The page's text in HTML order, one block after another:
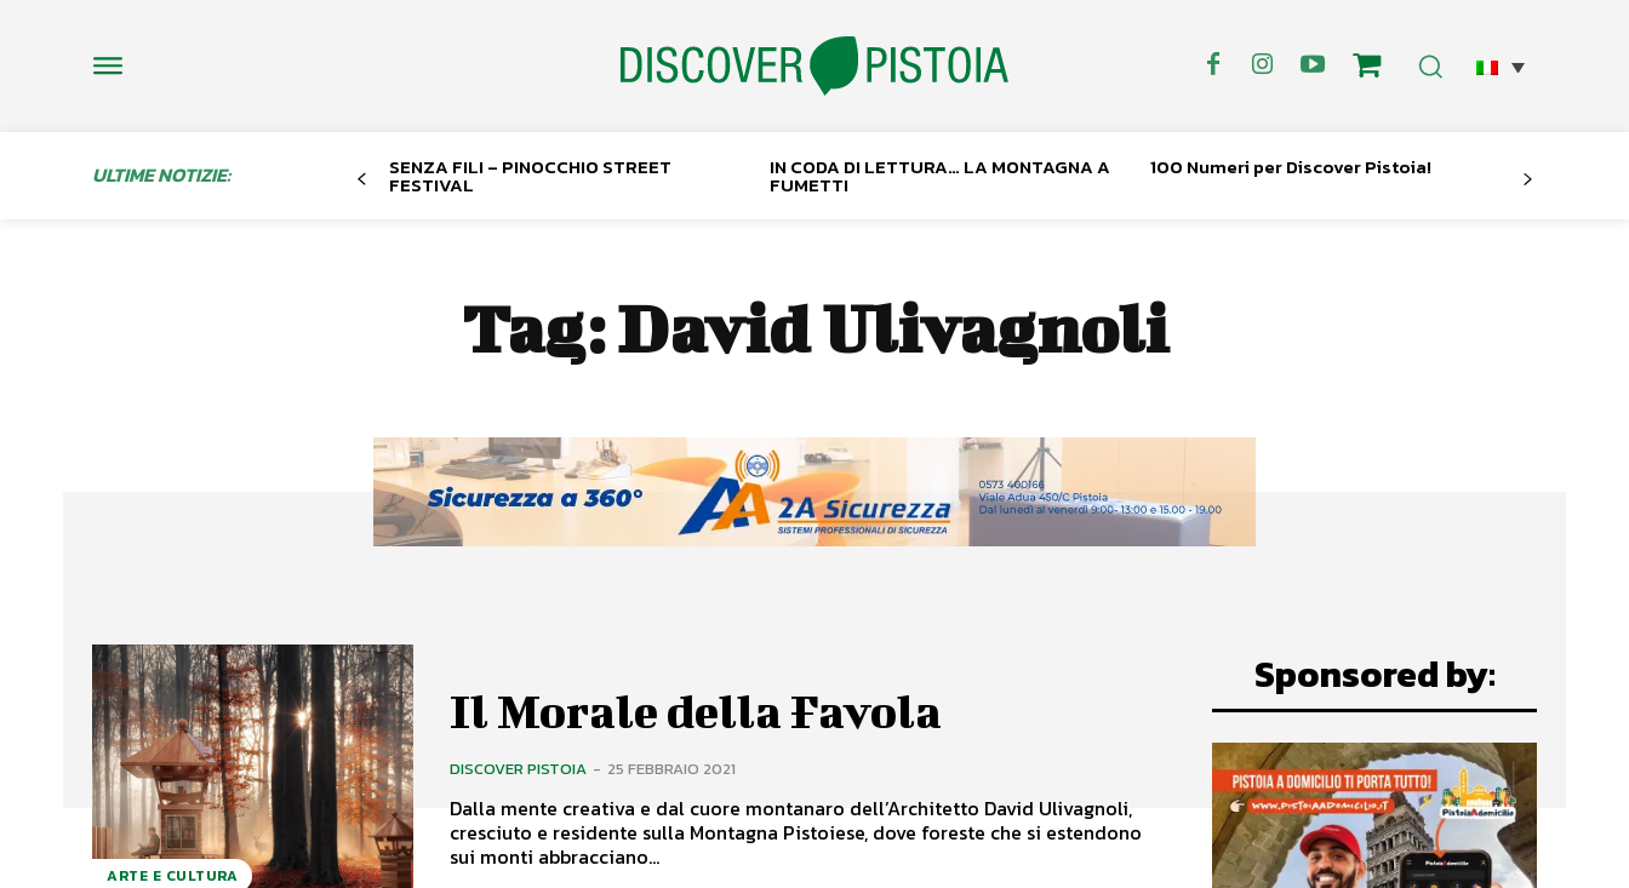
ULTIME NOTIZIE: SENZA FILI – PINOCCHIO STREET
FESTIVAL
IN CODA DI LETTURA… LA MONTAGNA A
FUMETTI
100 Numeri per Discover Pistoia!
Tag:David Ulivagnoli
ARTE E CULTURA
Il Morale della Favola
DISCOVER PISTOIA - 25 FEBBRAIO 2021
Dalla mente creativa e dal cuore montanaro dell’Architetto David Ulivagnoli,
cresciuto e residente sulla Montagna Pistoiese, dove foreste che si estendono
sui monti abbracciano...
Sponsored by: